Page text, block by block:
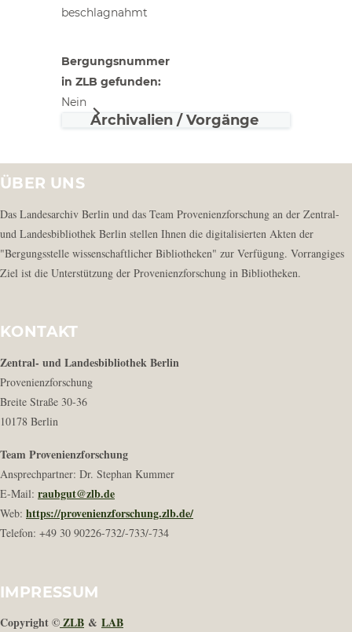
beschlagnahmt
Bergungsnummer
in ZLB gefunden
Nein
Archivalien / Vorgänge
ÜBER UNS
Das Landesarchiv Berlin und das Team Provenienzforschung an der Zentral-
und Landesbibliothek Berlin stellen Ihnen die digitalisierten Akten der
"Bergungsstelle wissenschaftlicher Bibliotheken" zur Verfügung. Vorrangiges
Ziel ist die Unterstützung der Provenienzforschung in Bibliotheken.
KONTAKT
Zentral- und Landesbibliothek Berlin
Provenienzforschung
Breite Straße 30-36
10178 Berlin
Team Provenienzforschung
Ansprechpartner: Dr. Stephan Kummer
E-Mail: raubgut@zlb.de
Web: https://provenienzforschung.zlb.de/
Telefon: +49 30 90226-732/-733/-734
IMPRESSUM
Copyright ©ZLB & LAB